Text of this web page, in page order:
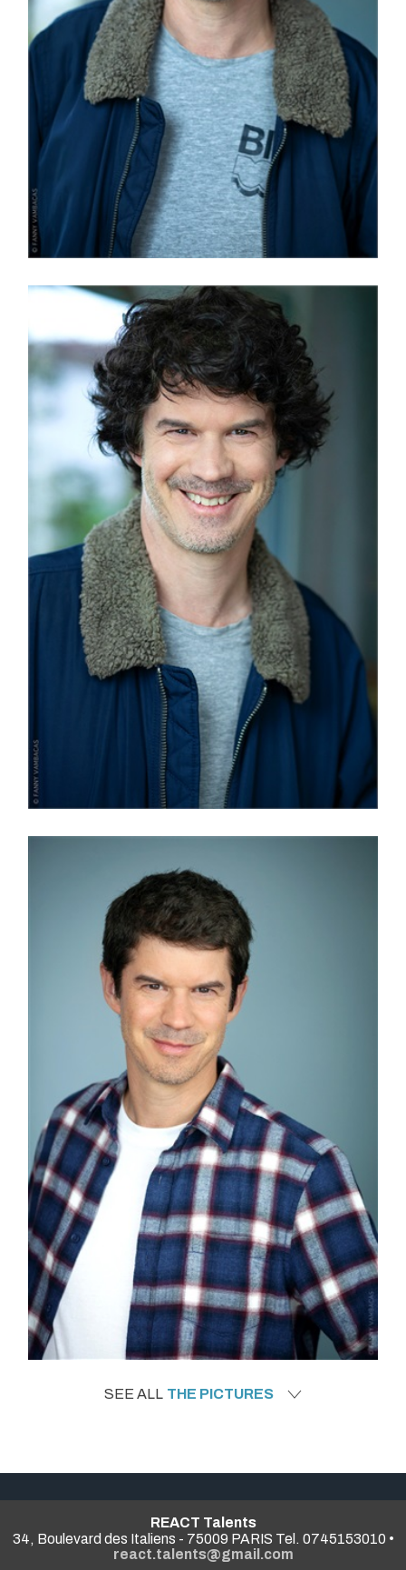
SEE ALL THE PICTURES
REACT Talents
34, Boulevard des Italiens - 75009 PARIS Tel. 0745153010 •
react.talents@gmail.com